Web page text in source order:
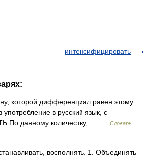
интенсифицировать
которой дифференциал равен этому
в русский язык, с
По данному количеству,… …
Словарь
восполнять. 1. Объединять